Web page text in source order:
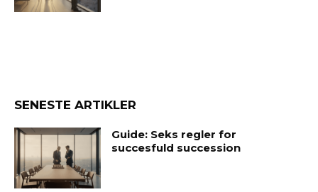
SENESTE ARTIKLER
Guide: Seks regler for
succesfuld succession